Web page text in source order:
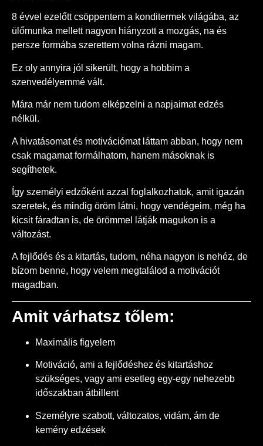
8 évvel ezelőtt csöppentem a konditermek világába, az
ülőmunka mellett nagyon hiányzott a mozgás, na és
persze formába szerettem volna rázni magam.
Ez oly annyira jól sikerült, hogy a hobbim a
szenvedélyemmé vált.
Mára már nem tudom elképzelni a napjaimat edzés
nélkül.
A hivatásomat és motivációmat láttam abban, hogy nem
csak magamat formálhatom, hanem másoknak is
segíthetek.
Így személyi edzőként azzal foglalkozhatok, amit igazán
szeretek, és mindig öröm látni, hogy vendégeim, még ha
kicsit fáradtan is, de örömmel látják magukon is a
változást.
A fejlődés és a kitartás, tudom, néha nagyon is nehéz, de
bízom benne, hogy velem megtalálod a motivációt
magadban.
Amit várhatsz tőlem:
Maximális figyelem
Motiváció, ami a fejlődéshez és kitartáshoz
szükséges, vagy ami esetleg egy-egy nehezebb
időszakban átbillent
Személyre szabott, változatos, vidám, ám de
kemény edzések